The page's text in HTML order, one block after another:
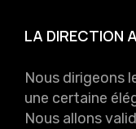
LA DIRECTION
Nous dirigeons
une certaine
Nous allons